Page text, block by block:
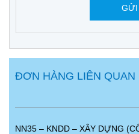
ĐƠN HÀNG LIÊN QUAN
NN35 – KNDD – XÂY DỰNG